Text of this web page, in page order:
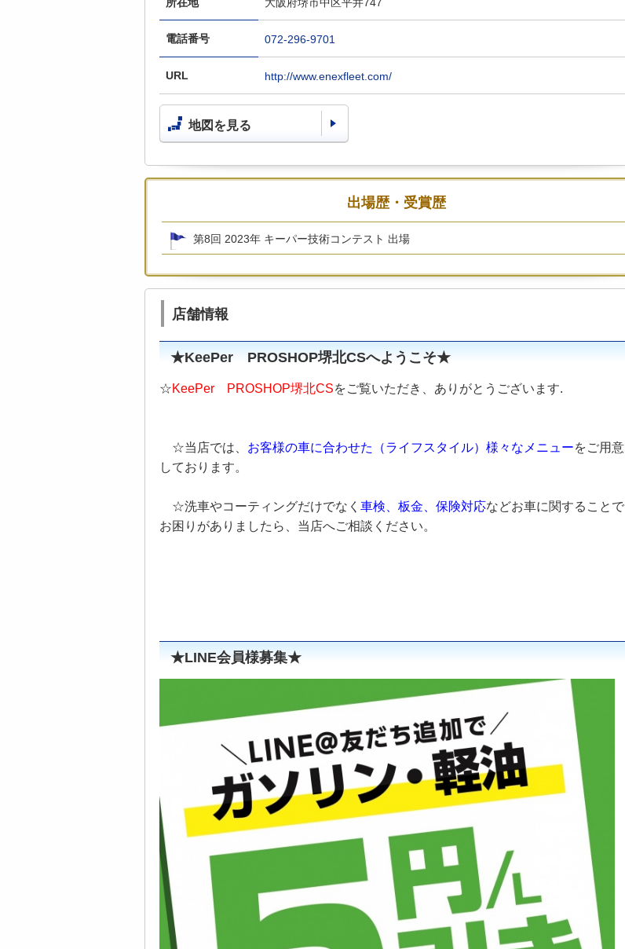
電話番号 072-296-9701
URL http://www.enexfleet.com/
地図を見る
出場歴・受賞歴
第8回 2023年 キーパー技術コンテスト 出場
店舗情報
★KeePer PROSHOP堺北CSへようこそ★
☆KeePer PROSHOP堺北CSをご覧いただき、ありがとうございます.
☆当店では、 お客様の車に合わせた（ライフスタイル）様々なメニューをご用意
しております。
☆洗車やコーティングだけでなく 車検、板金、保険対応などお車に関することで
お困りがありましたら、当店へご相談ください。
★LINE会員様募集★